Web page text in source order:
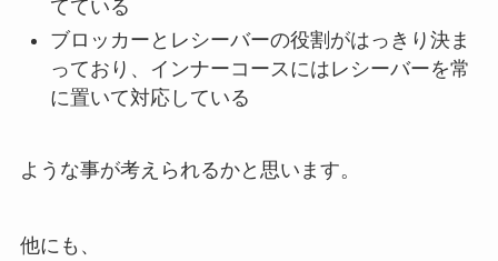
てている
ブロッカーとレシーバーの役割がはっきり決ま
っており、インナーコースにはレシーバーを常
に置いて対応している
ような事が考えられるかと思います。
他にも、